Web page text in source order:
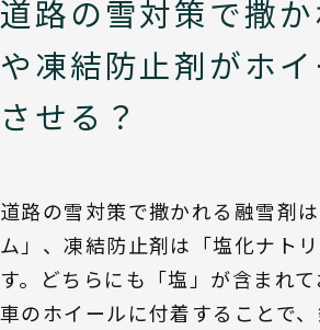
道路の雪対策で撒
や凍結防止剤がホ
させる？
道路の雪対策で撒かれる融雪剤
ム」、凍結防止剤は「塩化ナト
す。どちらにも「塩」が含まれ
車のホイールに付着することで